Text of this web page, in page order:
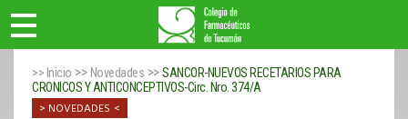
>> Inicio >> Novedades >>SANCOR-NUEVOS RECETARIOS PARA
CRONICOS Y ANTICONCEPTIVOS-Circ. Nro. 374/A
NOVEDADES